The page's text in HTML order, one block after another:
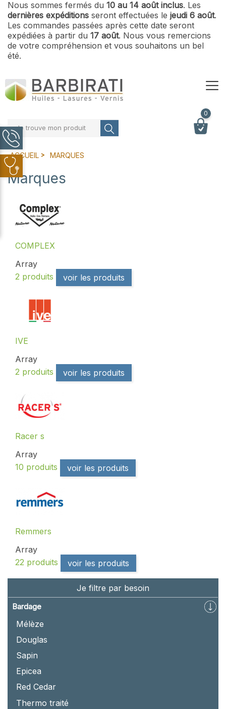
Nous sommes fermés du 10 au 14 août inclus. Les
dernières expéditions seront effectuées le jeudi 6 août.
Les commandes passées après cette date seront
expédiées à partir du 17 août. Nous vous remercions
de votre compréhension et vous souhaitons un bel
été.
Je trouve mon produit
0
ACCUEIL MARQUES
Je filtre par besoin
Bardage
Mélèze
Douglas
Sapin
Epicea
Red Cedar
Thermo traité
Marques
COMPLEX
Array
2 produits
voir les produits
IVE
Array
2 produits
voir les produits
Racer s
Array
10 produits
voir les produits
Remmers
Array
22 produits
voir les produits